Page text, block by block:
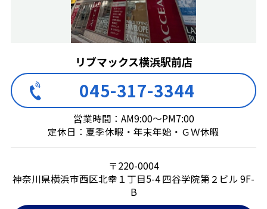
リブマックス横浜駅前店
045-317-3344
営業時間：AM9:00～PM7:00
定休日：夏季休暇・年末年始・ＧＷ休暇
〒220-0004
神奈川県横浜市西区北幸１丁目5-4 四谷学院第２ビル 9F-
B